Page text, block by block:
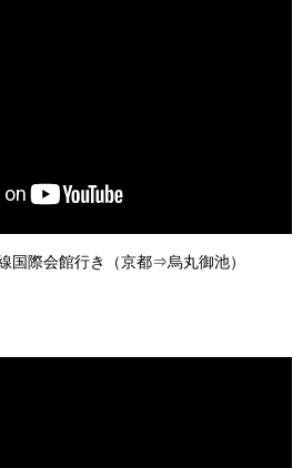
国際会館行き（京都⇒烏丸御池）